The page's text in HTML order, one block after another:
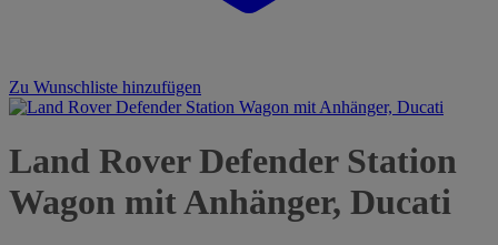
Zu Wunschliste hinzufügen
Land Rover Defender Station
Wagon mit Anhänger, Ducati